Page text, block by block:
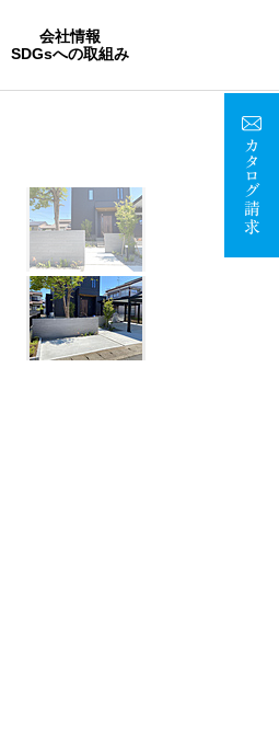
会社情報
SDGsへの取組み